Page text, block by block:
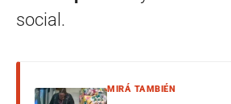
social.
MIRÁ TAMBIÉN